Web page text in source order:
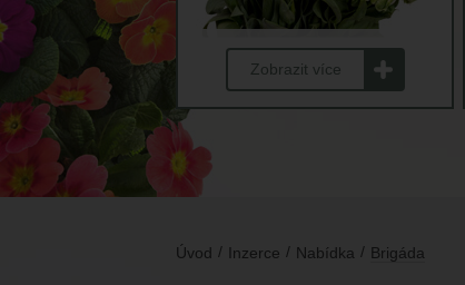
Zobrazit více
Úvod Inzerce Nabídka Brigáda